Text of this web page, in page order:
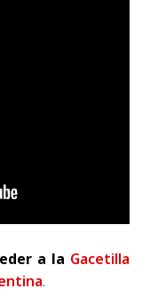
a la Gacetilla
.